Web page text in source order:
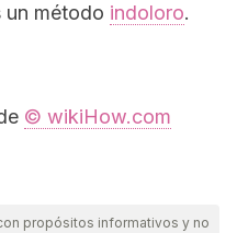
un método indoloro.
© wikiHow.com
propósitos informativos y no